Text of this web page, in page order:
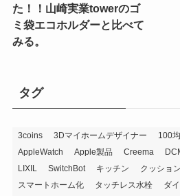
た！！山崎実業towerのゴ
ミ袋エコホルダーと比べて
みる。
タグ
3coins 3Dマイホームデザイナー 100均
AppleWatch
Apple製品 Creema
LIXIL
SwitchBot キッチン クッショ
スマートホーム化
タッチレス水栓 ダ